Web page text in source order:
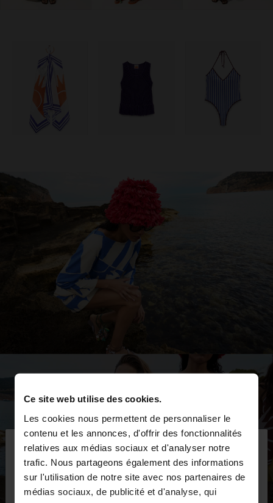
Ce site web utilise des cookies.
Les cookies nous permettent de personnaliser le
contenu et les annonces, d'offrir des fonctionnalités
relatives aux médias sociaux et d'analyser notre
trafic. Nous partageons également des informations
sur l'utilisation de notre site avec nos partenaires de
médias sociaux, de publicité et d'analyse, qui
bonjour ×
Vous accédez au site depuis Lebanon. Voulez-vous
parcourir notre site au United States?